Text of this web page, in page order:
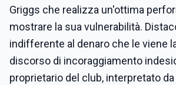
Griggs che realizza un'ottima
mostrare la sua vulnerabilità.
indifferente al denaro che le viene
discorso di incoraggiamento
proprietario del club, interpretato da